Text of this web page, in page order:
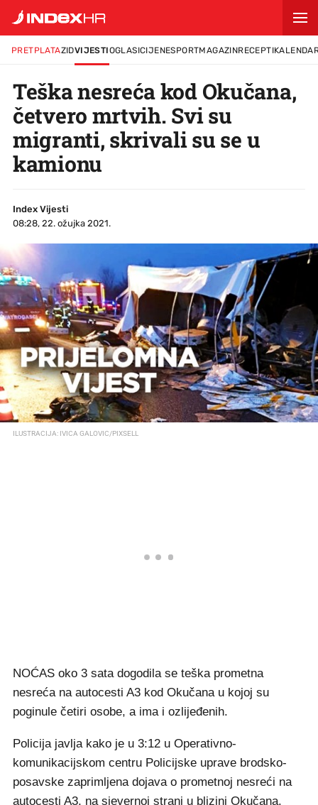
PRETPLATAZIDVIJESTIOGLASICIJENESPORTMAGAZINRECEPTI
Teška nesreća kod Okučana,
četvero mrtvih. Svi su
migranti, skrivali su se u
kamionu
Index Vijesti
08:28, 22. ožujka 2021.
ILUSTRACIJA: IVICA GALOVIC/PIXSELL
NOĆAS oko 3 sata dogodila se teška prometna
nesreća na autocesti A3 kod Okučana u kojoj su
poginule četiri osobe, a ima i ozlijeđenih.
Policija javlja kako je u 3:12 u Operativno-
komunikacijskom centru Policijske uprave brodsko-
posavske zaprimljena dojava o prometnoj nesreći na
autocesti A3, na sjevernoj strani u blizini Okučana.